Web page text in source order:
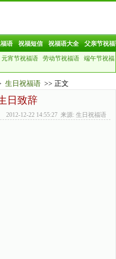
语 祝福短信 祝福语大全 父亲节祝
元宵节祝福语 劳动节祝福语
端午节祝福
生日祝福语 >> 正文
日致辞
2012-12-22 14:55:27 来源: 生日祝福语